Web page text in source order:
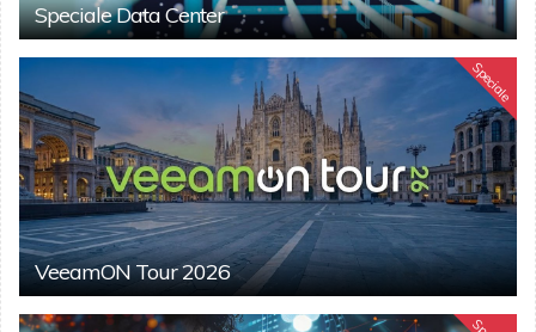
Speciale Data Center
Speciale
VeeamON Tour 2026